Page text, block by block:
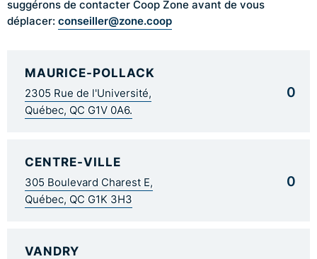
suggérons de contacter Coop Zone avant de vous
déplacer: conseiller@zone.coop
MAURICE-POLLACK
2305 Rue de l'Université,
Québec, QC G1V 0A6.
0
CENTRE-VILLE
305 Boulevard Charest E,
Québec, QC G1K 3H3
0
VANDRY